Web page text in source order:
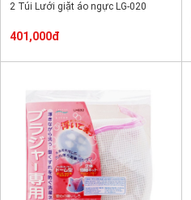
2 Túi Lưới giặt áo ngực LG-020
401,000đ